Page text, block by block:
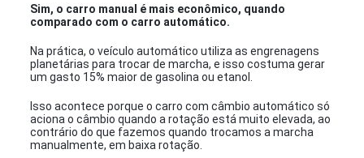
Sim, o carro manual é mais econômico, quando
comparado com o carro automático.
Na prática, o veículo automático utiliza as engrenagens
planetárias para trocar de marcha, e isso costuma gerar
um gasto 15% maior de gasolina ou etanol.
Isso acontece porque o carro com câmbio automático só
aciona o câmbio quando a rotação está muito elevada, ao
contrário do que fazemos quando trocamos a marcha
manualmente, em baixa rotação.